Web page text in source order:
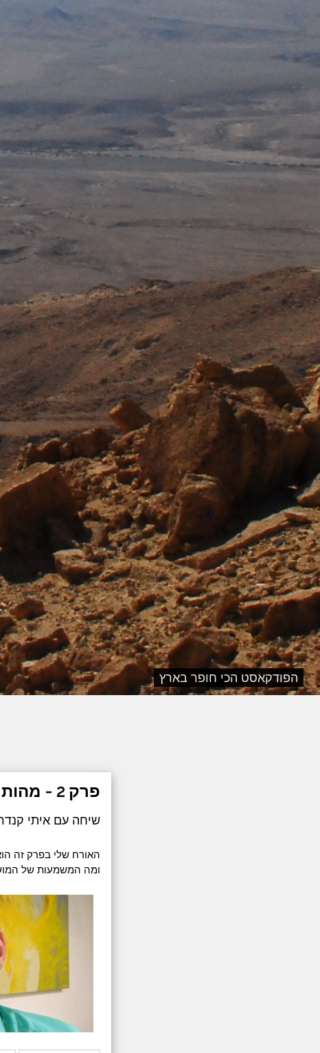
הפודקאסט הכי חופר בארץ
פרק 2 - מהות האמונה
שיחה עם איתי
האורח שלי בפרק זה
ומה המשמעות של